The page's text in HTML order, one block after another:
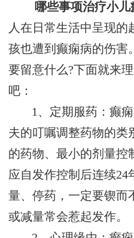
哪些事项治疗小
人在日常生活中呈现
孩也遭到癫痫病的伤害
要留意什么?下面就来
吧：
1、定期服药：癫
夫的叮嘱调整药物的类
的药物、最小的剂量控
应自发作控制后连续24
量、停药，一定要锲而
或减量常会惹起发作。